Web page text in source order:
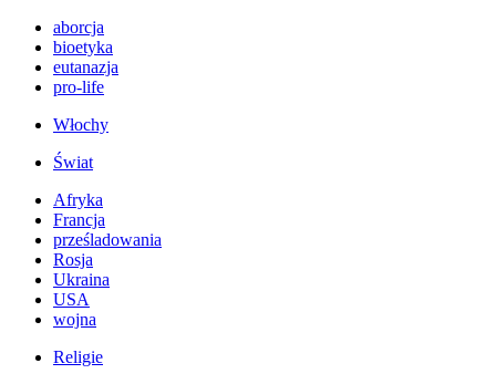
aborcja
bioetyka
eutanazja
pro-life
Włochy
Świat
Afryka
Francja
prześladowania
Rosja
Ukraina
USA
wojna
Religie